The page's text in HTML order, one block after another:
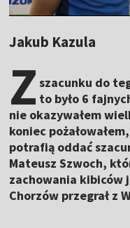
Jakub Kazula
Z szacunku do
to było 6
nie okazywałem
koniec
potrafią oddać
Mateusz Szwoch,
zachowania kibiców
Chorzów przegrał z